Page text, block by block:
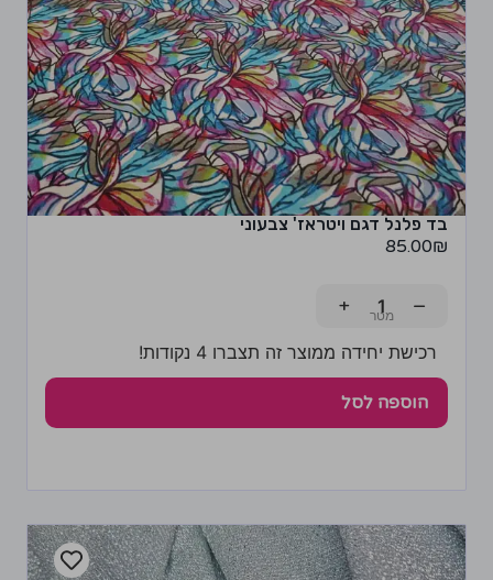
בד פלנל דגם ויטראז' צבעוני
85.00₪
−
+
רכישת יחידה ממוצר זה תצברו 4 נקודות!
הוספה לסל